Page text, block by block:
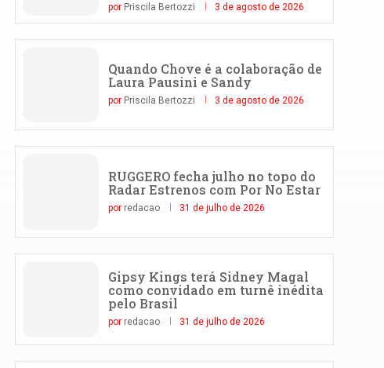
por Priscila Bertozzi 3 de agosto de 2026
Quando Chove é a colaboração de
Laura Pausini e Sandy
por Priscila Bertozzi 3 de agosto de 2026
RUGGERO fecha julho no topo do
Radar Estrenos com Por No Estar
por redacao 31 de julho de 2026
Gipsy Kings terá Sidney Magal
como convidado em turnê inédita
pelo Brasil
por redacao 31 de julho de 2026